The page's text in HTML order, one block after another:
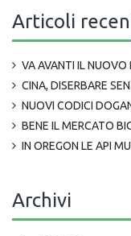
Articoli
VA AVANTI IL NUOVO
CINA, DISERBARE
NUOVI CODICI
BENE IL MERCATO
IN OREGON LE API
Archivi